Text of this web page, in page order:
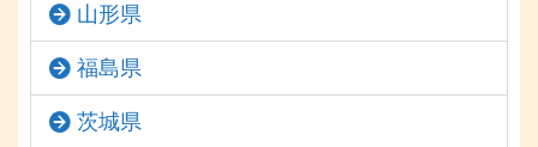
山形県
福島県
茨城県